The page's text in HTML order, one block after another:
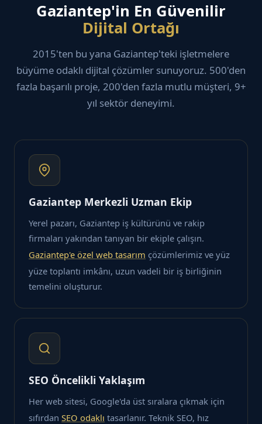
Gaziantep'in En Güvenilir
Dijital Ortağı
2015'ten bu yana Gaziantep'teki işletmelere
büyüme odaklı dijital çözümler sunuyoruz. 500'den
fazla başarılı proje, 200'den fazla mutlu müşteri, 9+
yıl sektör deneyimi.
Gaziantep Merkezli Uzman Ekip
Yerel pazarı, Gaziantep iş kültürünü ve rakip
firmaları yakından tanıyan bir ekiple çalışın.
Gaziantep'e özel web tasarım çözümlerimiz ve yüz
yüze toplantı imkânı, uzun vadeli bir iş birliğinin
temelini oluşturur.
SEO Öncelikli Yaklaşım
Her web sitesi, Google'da üst sıralara çıkmak için
sıfırdan SEO odaklı tasarlanır. Teknik SEO, hız